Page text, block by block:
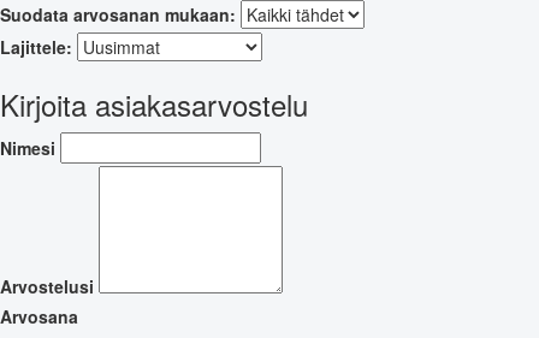
Suodata arvosanan mukaan:
Lajittele:
Kirjoita asiakasarvostelu
Nimesi
Arvostelusi
Arvosana